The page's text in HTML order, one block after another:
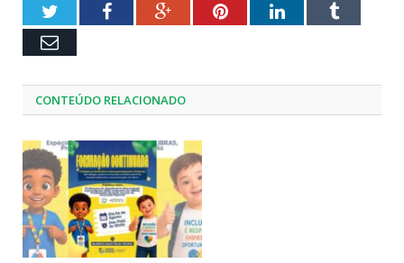
TwitterFacebookGoogle+PinterestLinkedInTumblr
Email
CONTEÚDO RELACIONADO